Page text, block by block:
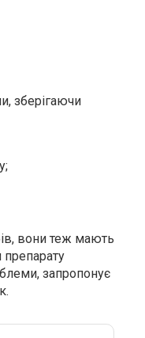
зберігаючи
вони теж мають
запропонує